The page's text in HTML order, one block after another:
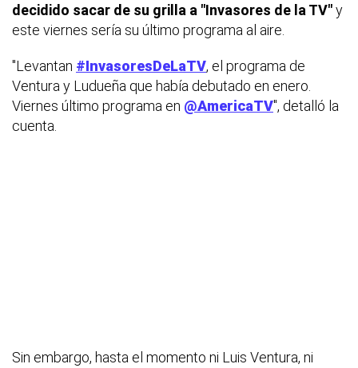
decidido sacar de su grilla a "Invasores de la TV"y
este viernes sería su último programa al aire.
"Levantan #InvasoresDeLaTV, el programa de
Ventura y Ludueña que había debutado en enero.
Viernes último programa en @AmericaTV", detalló la
cuenta.
Sin embargo, hasta el momento ni Luis Ventura, ni